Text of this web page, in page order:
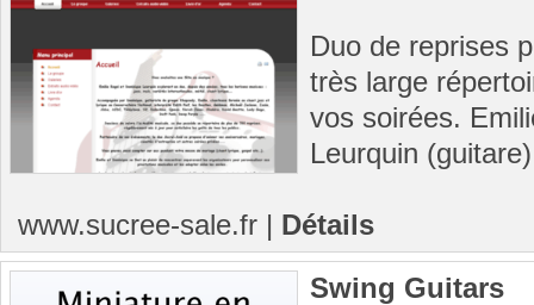
Duo de reprises
très large
vos soirées.
Leurquin
www.sucree-sale.fr | Détails
Swing Guitars